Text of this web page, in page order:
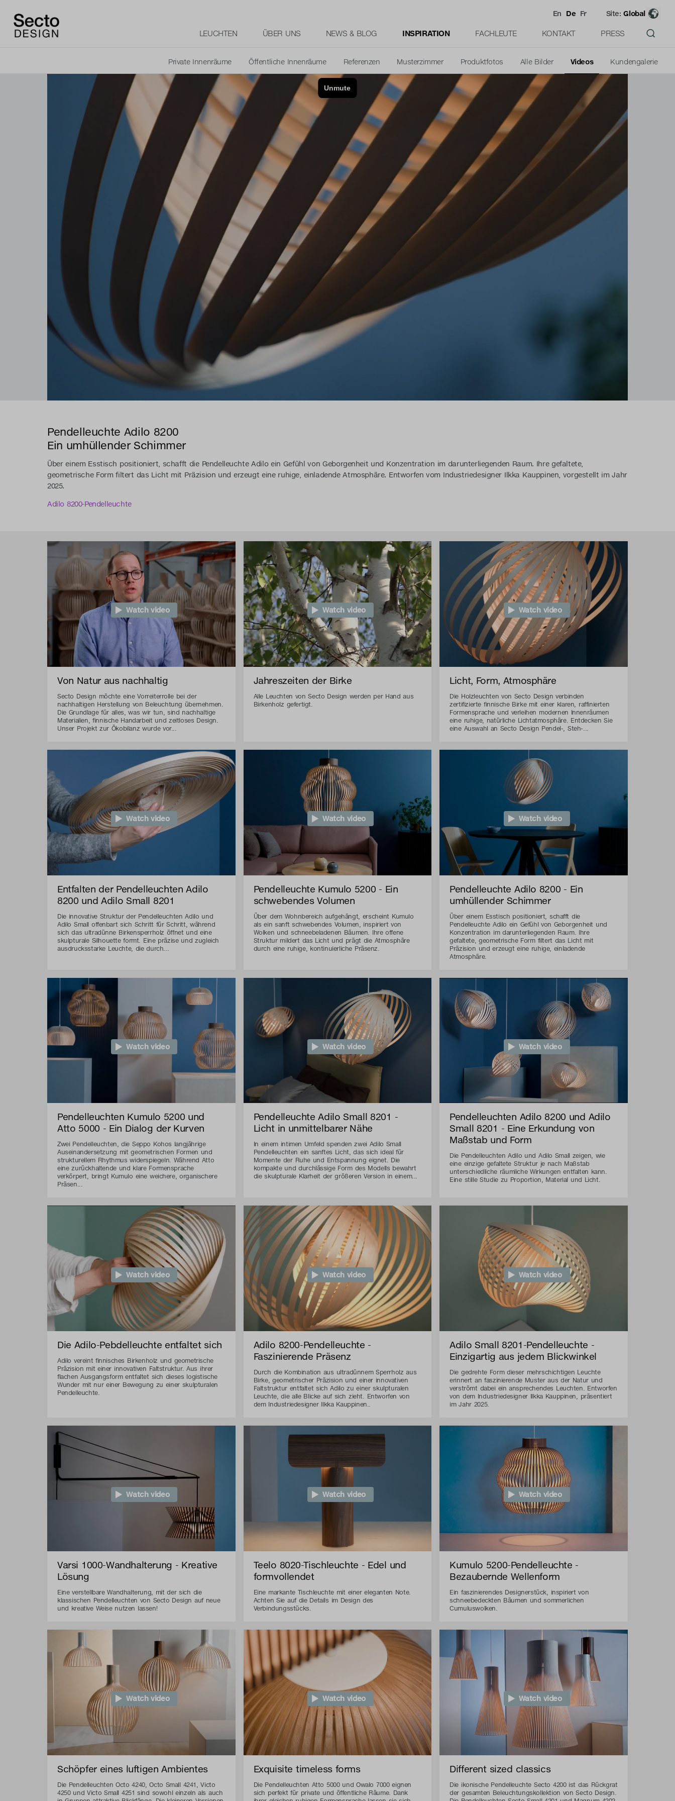
LEUCHTEN ÜBER UNS NEWS & BLOG INSPIRATION FACHLEUTE KONTAKT PRESS
En De Fr Site:Global
Private Innenräume Öffentliche Innenräume Referenzen Musterzimmer Produktfotos Alle Bilder Videos Kundengalerie
Pendelleuchte Adilo 8200
Ein umhüllender Schimmer
Über einem Esstisch positioniert, schafft die Pendelleuchte Adilo ein Gefühl von Geborgenheit und Konzentration im darunterliegenden Raum. Ihre gefaltete,
geometrische Form filtert das Licht mit Präzision und erzeugt eine ruhige, einladende Atmosphäre. Entworfen vom Industriedesigner Ilkka Kauppinen, vorgestellt im Jahr
2025.
Adilo 8200-Pendelleuchte
Watch video
Von Natur aus nachhaltig
Secto Design möchte eine Vorreiterrolle bei der
nachhaltigen Herstellung von Beleuchtung übernehmen.
Die Grundlage für alles, was wir tun, sind nachhaltige
Materialien, finnische Handarbeit und zeitloses Design.
Unser Projekt zur Ökobilanz wurde vor...
Watch video
Jahreszeiten der Birke
Alle Leuchten von Secto Design werden per Hand aus
Birkenholz gefertigt.
Watch video
Licht, Form, Atmosphäre
Die Holzleuchten von Secto Design verbinden
zertifizierte finnische Birke mit einer klaren, raffinierten
Formensprache und verleihen modernen Innenräumen
eine ruhige, natürliche Lichtatmosphäre. Entdecken Sie
eine Auswahl an Secto Design Pendel-, Steh-...
Watch video
Entfalten der Pendelleuchten Adilo
8200 und Adilo Small 8201
Die innovative Struktur der Pendelleuchten Adilo und
Adilo Small offenbart sich Schritt für Schritt, während
sich das ultradünne Birkensperrholz öffnet und eine
skulpturale Silhouette formt. Eine präzise und zugleich
ausdrucksstarke Leuchte, die durch...
Watch video
Pendelleuchte Kumulo 5200 - Ein
schwebendes Volumen
Über dem Wohnbereich aufgehängt, erscheint Kumulo
als ein sanft schwebendes Volumen, inspiriert von
Wolken und schneebeladenen Bäumen. Ihre offene
Struktur mildert das Licht und prägt die Atmosphäre
durch eine ruhige, kontinuierliche Präsenz.
Watch video
Pendelleuchte Adilo 8200 - Ein
umhüllender Schimmer
Über einem Esstisch positioniert, schafft die
Pendelleuchte Adilo ein Gefühl von Geborgenheit und
Konzentration im darunterliegenden Raum. Ihre
gefaltete, geometrische Form filtert das Licht mit
Präzision und erzeugt eine ruhige, einladende
Atmosphäre.
Watch video
Pendelleuchten Kumulo 5200 und
Atto 5000 - Ein Dialog der Kurven
Zwei Pendelleuchten, die Seppo Kohos langjährige
Auseinandersetzung mit geometrischen Formen und
strukturellem Rhythmus widerspiegeln. Während Atto
eine zurückhaltende und klare Formensprache
verkörpert, bringt Kumulo eine weichere, organischere
Präsen...
Watch video
Pendelleuchte Adilo Small 8201 -
Licht in unmittelbarer Nähe
In einem intimen Umfeld spenden zwei Adilo Small
Pendelleuchten ein sanftes Licht, das sich ideal für
Momente der Ruhe und Entspannung eignet. Die
kompakte und durchlässige Form des Modells bewahrt
die skulpturale Klarheit der größeren Version in einem...
Watch video
Pendelleuchten Adilo 8200 und Adilo
Small 8201 - Eine Erkundung von
Maßstab und Form
Die Pendelleuchten Adilo und Adilo Small zeigen, wie
eine einzige gefaltete Struktur je nach Maßstab
unterschiedliche räumliche Wirkungen entfalten kann.
Eine stille Studie zu Proportion, Material und Licht.
Watch video
Die Adilo-Pebdelleuchte entfaltet sich
Adilo vereint finnisches Birkenholz und geometrische
Präzision mit einer innovativen Faltstruktur. Aus ihrer
flachen Ausgangsform entfaltet sich dieses logistische
Wunder mit nur einer Bewegung zu einer skulpturalen
Pendelleuchte.
Watch video
Adilo 8200-Pendelleuchte -
Faszinierende Präsenz
Durch die Kombination aus ultradünnem Sperrholz aus
Birke, geometrischer Präzision und einer innovativen
Faltstruktur entfaltet sich Adilo zu einer skulpturalen
Leuchte, die alle Blicke auf sich zieht. Entworfen von
dem Industriedesigner Ilkka Kauppinen..
Watch video
Adilo Small 8201-Pendelleuchte -
Einzigartig aus jedem Blickwinkel
Die gedrehte Form dieser mehrschichtigen Leuchte
erinnert an faszinierende Muster aus der Natur und
verströmt dabei ein ansprechendes Leuchten. Entworfen
von dem Industriedesigner Ilkka Kauppinen, präsentiert
im Jahr 2025.
Watch video
Varsi 1000-Wandhalterung - Kreative
Lösung
Eine verstellbare Wandhalterung, mit der sich die
klassischen Pendelleuchten von Secto Design auf neue
und kreative Weise nutzen lassen!
Watch video
Teelo 8020-Tischleuchte - Edel und
formvollendet
Eine markante Tischleuchte mit einer eleganten Note.
Achten Sie auf die Details im Design des
Verbindungsstücks.
Watch video
Kumulo 5200-Pendelleuchte -
Bezaubernde Wellenform
Ein faszinierendes Designerstück, inspiriert von
schneebedeckten Bäumen und sommerlichen
Cumuluswolken.
Watch video
Schöpfer eines luftigen Ambientes
Die Pendelleuchten Octo 4240, Octo Small 4241, Victo
4250 und Victo Small 4251 sind sowohl einzeln als auch
Watch video
Exquisite timeless forms
Die Pendelleuchten Atto 5000 und Owalo 7000 eignen
sich perfekt für private und öffentliche Räume. Dank
Watch video
Different sized classics
Die ikonische Pendelleuchte Secto 4200 ist das Rückgrat
der gesamten Beleuchtungskollektion von Secto Design.